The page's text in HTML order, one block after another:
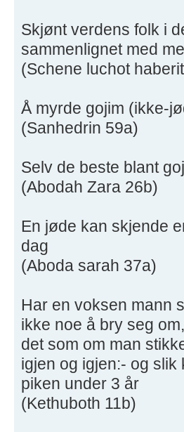
Skjønt verdens folk i
sammenlignet med
(Schene luchot
Å myrde gojim (ikke-
(Sanhedrin 59a)
Selv de beste blant
(Abodah Zara 26b)
En jøde kan skjende
dag
(Aboda sarah 37a)
Har en voksen mann
ikke noe å bry seg
det som om man
igjen og igjen:- og
piken under 3 år
(Kethuboth 11b)